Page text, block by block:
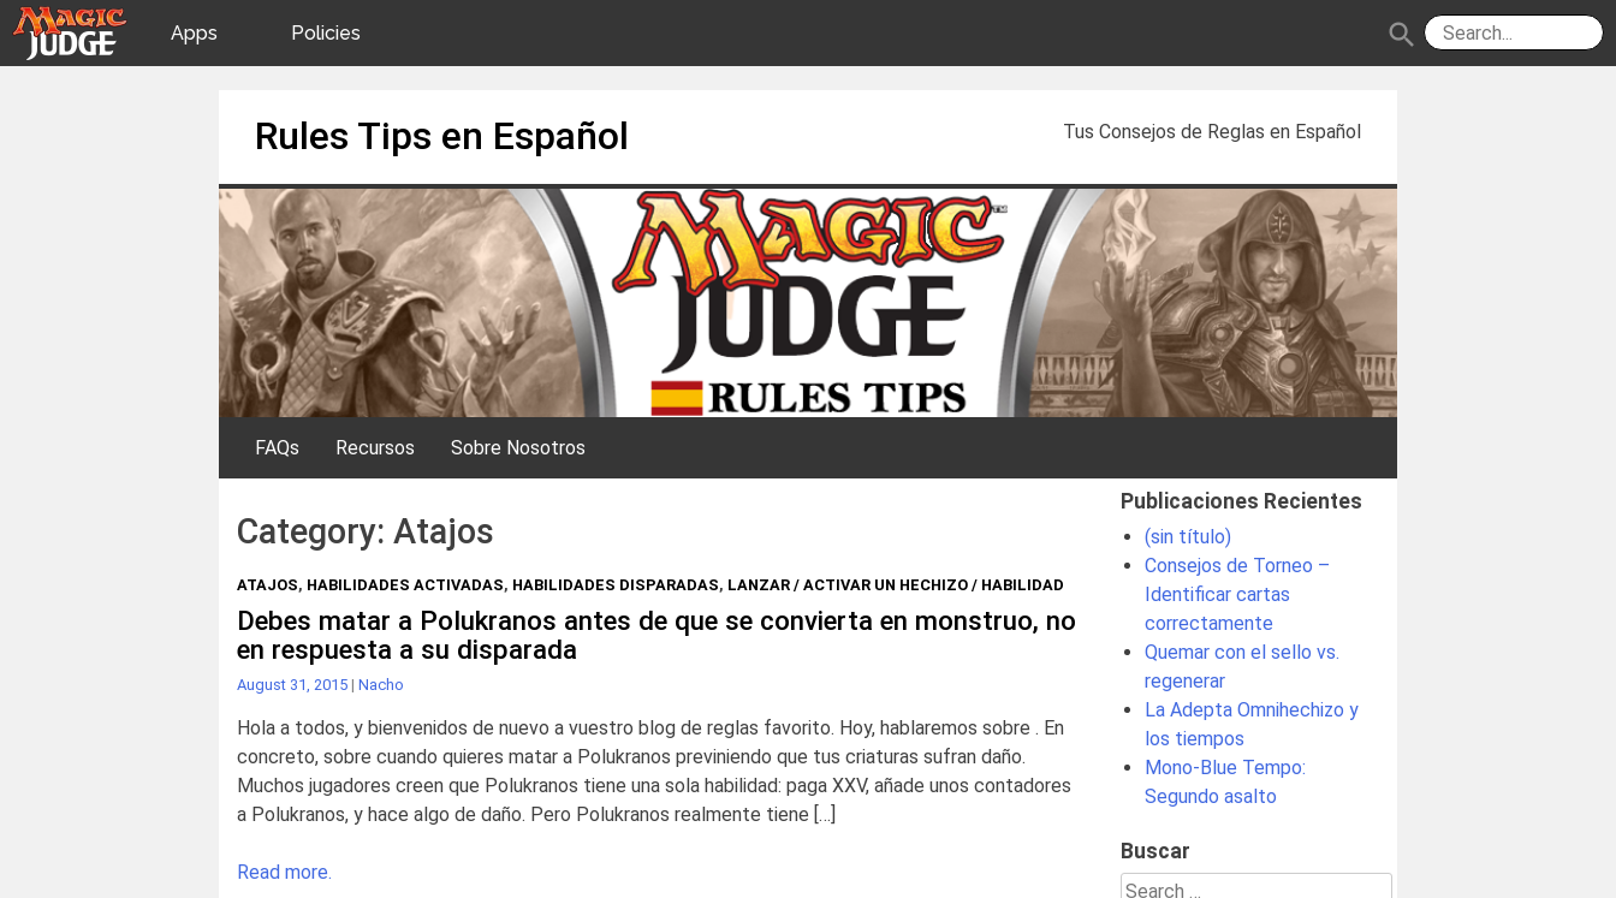
Apps
Judges
Policies search
Rules Tips en Español Tus Consejos de Reglas en Español
FAQs Recursos Sobre Nosotros
Category: Atajos
ATAJOS, HABILIDADES ACTIVADAS, HABILIDADES DISPARADAS, LANZAR / ACTIVAR UN HECHIZO / HABILIDAD
Debes matar a Polukranos antes de que se convierta en monstruo, no
en respuesta a su disparada
August 31, 2015 | Nacho
Hola a todos, y bienvenidos de nuevo a vuestro blog de reglas favorito. Hoy, hablaremos sobre . En
concreto, sobre cuando quieres matar a Polukranos previniendo que tus criaturas sufran daño.
Muchos jugadores creen que Polukranos tiene una sola habilidad: paga XXV, añade unos contadores
a Polukranos, y hace algo de daño. Pero Polukranos realmente tiene […]
Read more.
Publicaciones Recientes
(sin título)
Consejos de Torneo –
Identificar cartas
correctamente
Quemar con el sello vs.
regenerar
La Adepta Omnihechizo y
los tiempos
Mono-Blue Tempo:
Segundo asalto
Buscar
Search